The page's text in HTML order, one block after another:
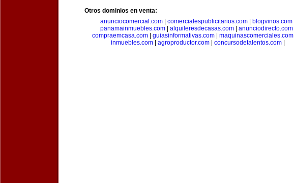
Otros dominios en venta:
anunciocomercial.com
comercialespublicitarios.com blogvinos.com
panamainmuebles.com| alquileresdecasas.com| anunciodirecto.com|
compraemcasa.com
guiasinformativas.com maquinascomerciales.com
inmuebles.com
agroproductor.com concursodetalentos.com